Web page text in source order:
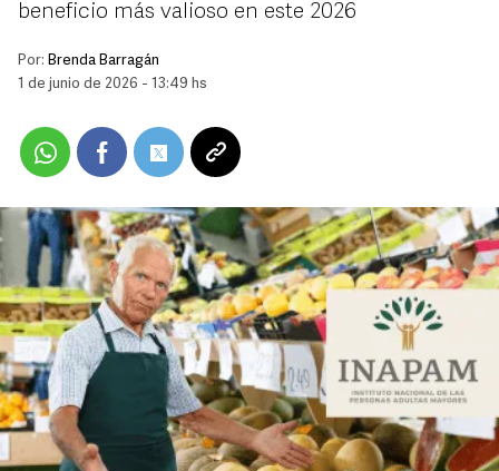
beneficio más valioso en este 2026
Por: Brenda Barragán
1 de junio de 2026 - 13:49 hs